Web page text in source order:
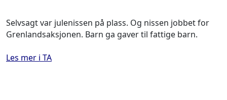
Selvsagt var julenissen på plass. Og nissen jobbet for
Grenlandsaksjonen. Barn ga gaver til fattige barn.
Les mer i TA